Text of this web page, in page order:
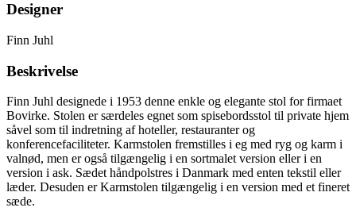
Designer
Finn Juhl
Beskrivelse
Finn Juhl designede i 1953 denne enkle og elegante stol for firmaet
Bovirke. Stolen er særdeles egnet som spisebordsstol til private hjem
såvel som til indretning af hoteller, restauranter og
konferencefaciliteter. Karmstolen fremstilles i eg med ryg og karm i
valnød, men er også tilgængelig i en sortmalet version eller i en
version i ask. Sædet håndpolstres i Danmark med enten tekstil eller
læder. Desuden er Karmstolen tilgængelig i en version med et fineret
sæde.